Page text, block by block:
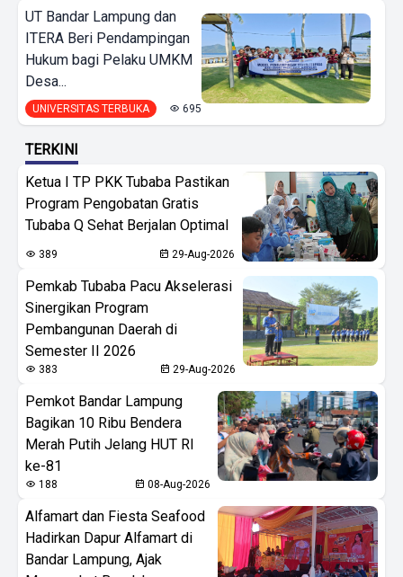
UT Bandar Lampung dan
ITERA Beri Pendampingan
Hukum bagi Pelaku UMKM
Desa...
UNIVERSITAS TERBUKA 695
TERKINI
Ketua I TP PKK Tubaba Pastikan
Program Pengobatan Gratis
Tubaba Q Sehat Berjalan Optimal
389 29-Aug-2026
Pemkab Tubaba Pacu Akselerasi
Sinergikan Program
Pembangunan Daerah di
Semester II 2026
383 29-Aug-2026
Pemkot Bandar Lampung
Bagikan 10 Ribu Bendera
Merah Putih Jelang HUT RI
ke-81
188 08-Aug-2026
Alfamart dan Fiesta Seafood
Hadirkan Dapur Alfamart di
Bandar Lampung, Ajak